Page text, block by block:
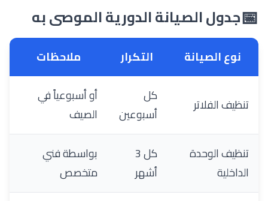
📅جدول الصيانة الدورية الموصى به
نوع الصيانة التكرار ملاحظات
تنظيف الفلاتر
كل
أسبوعين
أو أسبوعياً في
الصيف
تنظيف الوحدة
الداخلية
كل 3
أشهر
بواسطة فني
متخصص